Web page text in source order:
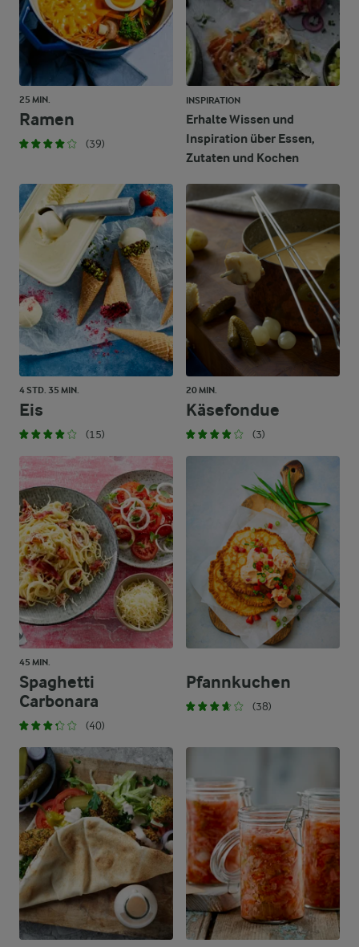
25 MIN.
Ramen
(39)
INSPIRATION
Erhalte Wissen und
Inspiration über Essen,
Zutaten und Kochen
4 STD. 35 MIN.
Eis
(15)
20 MIN.
Käsefondue
(3)
45 MIN.
Spaghetti
Carbonara
(40)
Pfannkuchen
(38)